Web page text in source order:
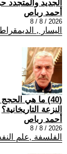
الجديد
أحمد رباص
2026 / 8 / 8
اليسار ,
(40) ما هي
النزعة التاريخانية؟
أحمد رباص
2026 / 8 / 8
الفلسفة ,علم